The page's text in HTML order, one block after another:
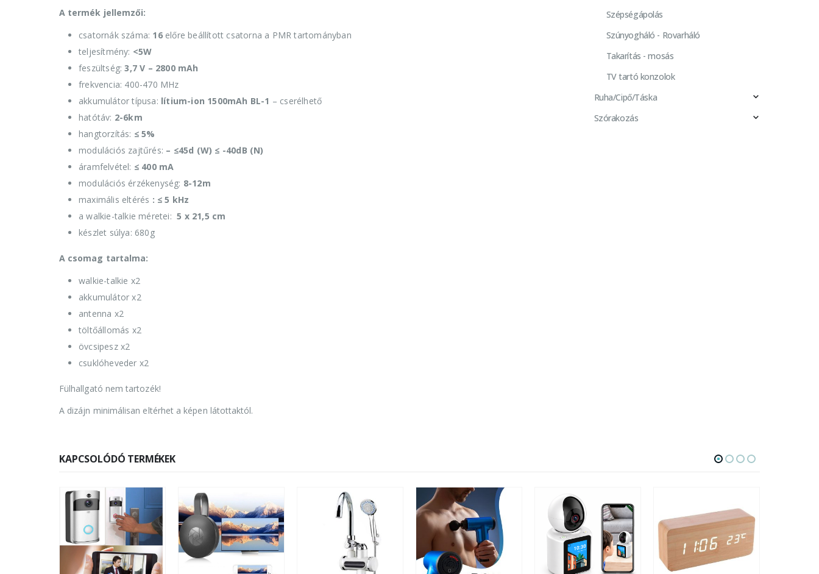
A termék jellemzői:
csatornák száma: 16előre beállított csatorna a PMR tartományban
teljesítmény: <5W
feszültség:3,7 V – 2800 mAh
frekvencia: 400-470 MHz
akkumulátor típusa: lítium-ion 1500mAh BL-1 – cserélhető
hatótáv: 2-6km
hangtorzítás: ≤ 5%
modulációs zajtűrés: – ≤45d (W) ≤ -40dB (N)
áramfelvétel: ≤ 400 mA
modulációs érzékenység: 8-12m
maximális eltérés : ≤ 5 kHz
a walkie-talkie méretei:5 x 21,5 cm
készlet súlya: 680g
A csomag tartalma:
walkie-talkie x2
akkumulátor x2
antenna x2
töltőállomás x2
övcsipesz x2
csuklóheveder x2
Fülhallgató nem tartozék!
A dizájn minimálisan eltérhet a képen látottaktól.
Szépségápolás
Szúnyogháló - Rovarháló
Takarítás - mosás
TV tartó konzolok
Ruha/Cipő/Táska
Szórakozás
KAPCSOLÓDÓ TERMÉKEK